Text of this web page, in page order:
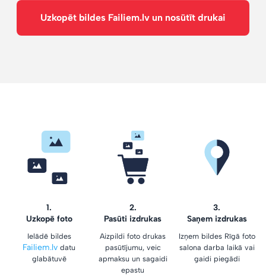
Uzkopēt bildes Failiem.lv un nosūtīt drukai
1.
Uzkopē foto
2.
Pasūti izdrukas
3.
Saņem izdrukas
Ielādē bildes
Failiem.lv datu
glabātuvē
Aizpildi foto drukas
pasūtījumu, veic
apmaksu un sagaidi
epastu
Izņem bildes Rīgā foto
salona darba laikā vai
gaidi piegādi